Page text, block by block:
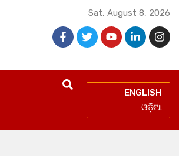
Sat, August 8, 2026
ENGLISH
ଓଡ଼ିଆ